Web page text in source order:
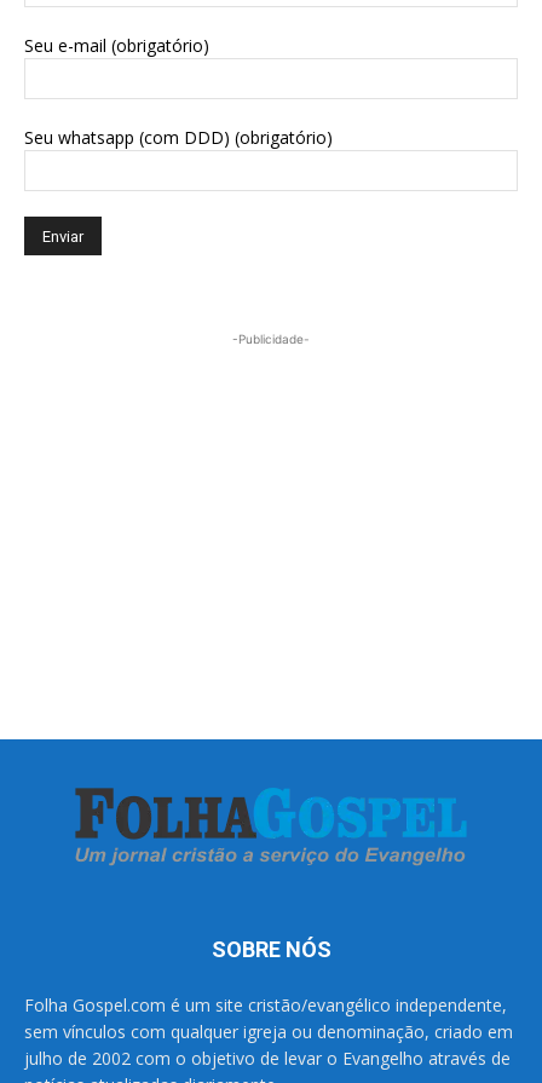
Seu e-mail (obrigatório)
Seu whatsapp (com DDD) (obrigatório)
-Publicidade-
SOBRE NÓS
Folha Gospel.com é um site cristão/evangélico independente,
sem vínculos com qualquer igreja ou denominação, criado em
julho de 2002 com o objetivo de levar o Evangelho através de